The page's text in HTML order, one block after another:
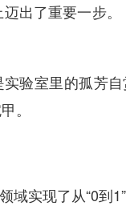
出了重要一步
验室里的孤芳
。
实现了从“0到